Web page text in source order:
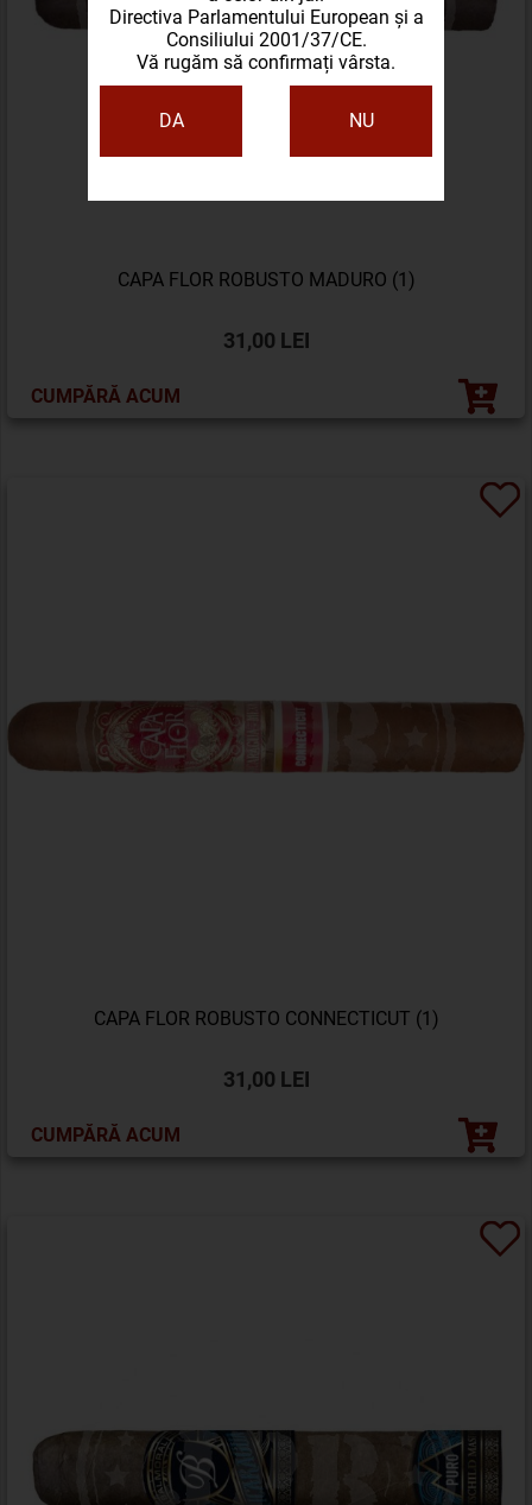
Directiva Parlamentului European și a
Consiliului 2001/37/CE.
Vă rugăm să confirmați vârsta.
DA NU
CAPA FLOR ROBUSTO MADURO (1)
31,00 LEI
CUMPĂRĂ ACUM
CAPA FLOR ROBUSTO CONNECTICUT (1)
31,00 LEI
CUMPĂRĂ ACUM